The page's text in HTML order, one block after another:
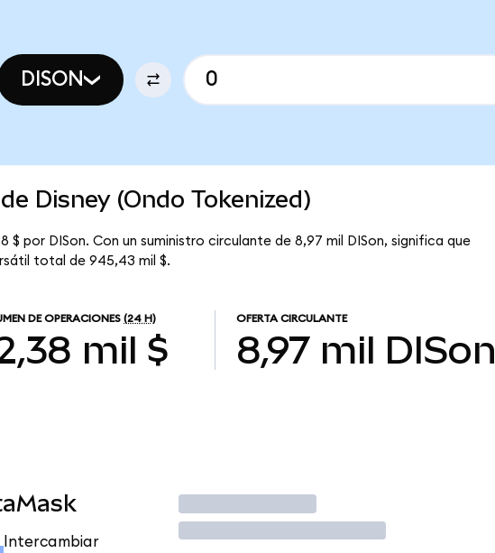
DISON
Disney (Ondo Tokenized)
$ por DISon. Con un suministro circulante de 8,97 mil DISon, significa que
total de 945,43 mil $.
DE OPERACIONES (24 H)
mil $
OFERTA CIRCULANTE
8,97 mil DISon
Intercambiar
Operar